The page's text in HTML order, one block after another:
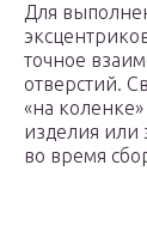
Для
точное
отверстий.
«на
изделия или
во время